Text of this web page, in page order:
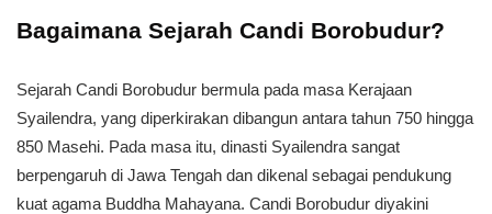
Bagaimana Sejarah Candi Borobudur?
Sejarah Candi Borobudur bermula pada masa Kerajaan
Syailendra, yang diperkirakan dibangun antara tahun 750 hingga
850 Masehi. Pada masa itu, dinasti Syailendra sangat
berpengaruh di Jawa Tengah dan dikenal sebagai pendukung
kuat agama Buddha Mahayana. Candi Borobudur diyakini